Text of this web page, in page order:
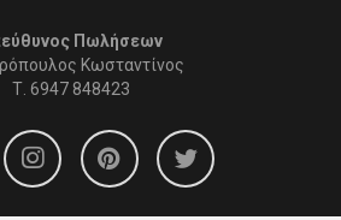
Πωλήσεων
Κωσταντίνος
Τ. 6947 848423